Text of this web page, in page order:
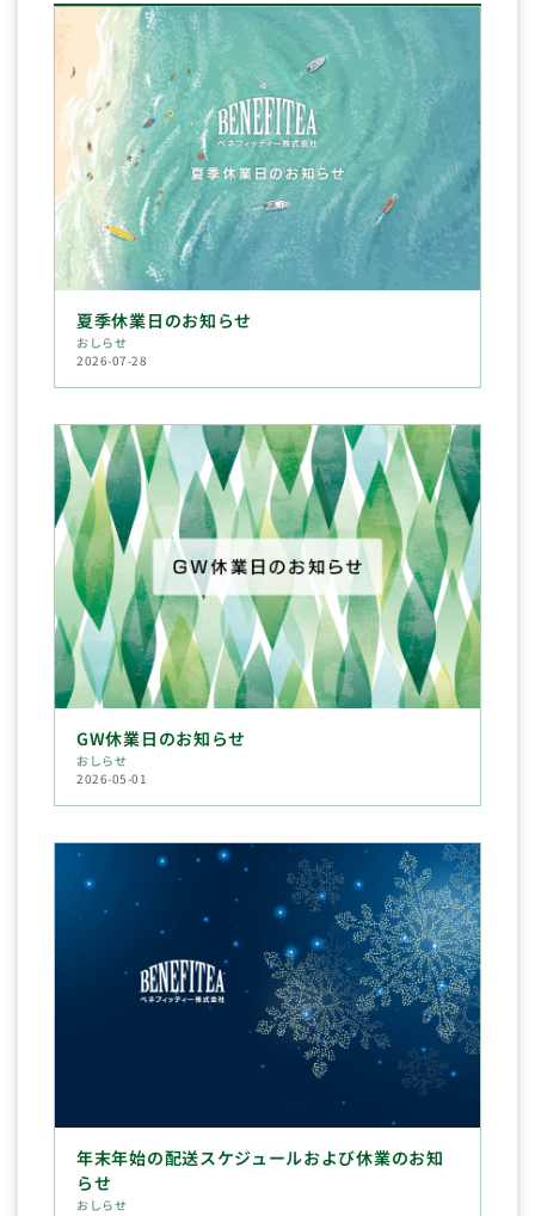
夏季休業日のお知らせ
おしらせ
2026-07-28
GW休業日のお知らせ
おしらせ
2026-05-01
年末年始の配送スケジュールおよび休業のお知
らせ
おしらせ